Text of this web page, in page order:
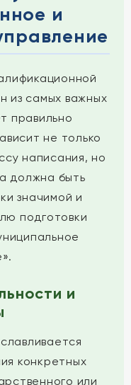
и
из самых важных
правильно
не только
написания, но
должна быть
значимой и
подготовки
и
конкретных
или